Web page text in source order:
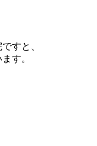
すと、
す。